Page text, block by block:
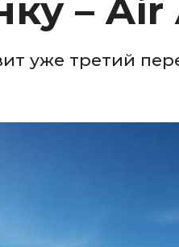
– Air
уже третий